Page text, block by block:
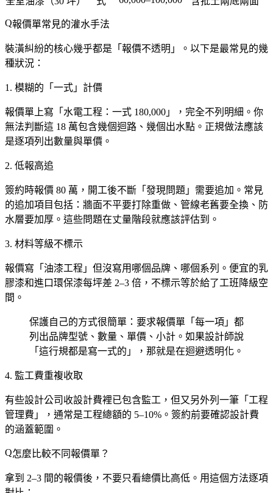
報價單常見的灌水手法
裝潢糾紛的核心幾乎都是「報價不透明」。以下是最常見的幾
種狀況：
1. 模糊的「一式」計價
報價單上寫「水電工程：一式 180,000」，完全不列明細。你
無法判斷這 18 萬包含幾個迴路、幾個出水點。正規做法應該
是逐項列出數量與單價。
2. 低報高追
簽約時報價 80 萬，開工後不斷「發現問題」需要追加。常見
的追加項目包括：牆面不平要打除重做、管線老舊要全換、防
水層要加厚。這些問題在丈量階段就應該評估到。
3. 材料等級不標示
報價寫「油漆工程」但沒寫用哪個品牌、哪個系列。便宜的乳
膠漆和進口環保漆每坪差 2–3 倍，不標示等於給了工班降級空
間。
保護自己的方式很簡單：要求報價單「每一項」都
列出品牌型號、數量、單價、小計。如果設計師說
「這行規都是寫一式的」，那就是在迴避透明化。
4. 監工費重複收取
有些設計公司收設計費裡已包含監工，但又另外列一筆「工程
管理費」，通常是工程總額的 5–10%。簽約前要確認設計費
的涵蓋範圍。
怎麼比較不同報價單？
拿到 2–3 間的報價後，不要只看總價比高低。用這個方法逐項